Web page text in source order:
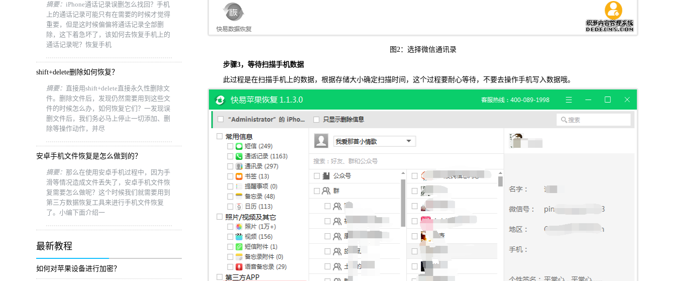
摘要： iPhone通话记录误删怎么找回？手机
上的通话记录可能只有在需要的时候才觉得
重要，但是这时候偏偏将通话记录全部删
除，这下着急坏了，该如何去恢复手机上的
通话记录呢？恢复手机
shift+delete删除如何恢复？
摘要： 直接用shift+delete直接永久性删除文
件。删除文件后，发现仍然需要用到这些文
件的时候怎么办，如何恢复它们？一发现误
删文件后，我们务必马上停止一切添加、删
除等操作动作，并尽
安卓手机文件恢复是怎么做到的？
摘要： 那么在使用安卓手机过程中，因为手
滑等情况造成文件丢失了，安卓手机文件恢
复需要怎么做呢？这个时候我们就需要用到
第三方数据恢复工具来进行手机文件恢复
了。小编下面介绍一
最新教程
如何对苹果设备进行加密？
图2：选择微信通讯录
步骤3，等待扫描手机数据
此过程是在扫描手机上的数据，根据存储大小确定扫描时间，这个过程要耐心等待，不要去操作手机写入数据哦。